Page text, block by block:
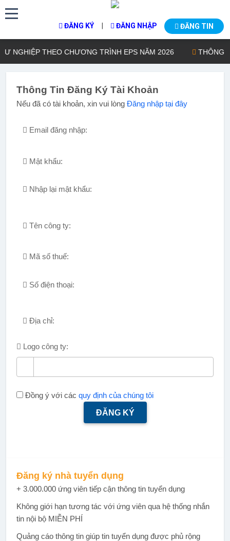
ĐĂNG KÝ | ĐĂNG NHẬP ĐĂNG TIN
NGHIỆP THEO CHƯƠNG TRÌNH EPS NĂM 2026 THÔNG
Thông Tin Đăng Ký Tài Khoản
Nếu đã có tài khoản, xin vui lòng Đăng nhập tại đây
Email đăng nhập:
Mật khẩu:
Nhập lại mật khẩu:
Tên công ty:
Mã số thuế:
Số điện thoại:
Địa chỉ:
Logo công ty:
Đồng ý với các quy định của chúng tôi
ĐĂNG KÝ
Đăng ký nhà tuyển dụng
+ 3.000.000 ứng viên tiếp cận thông tin tuyển dụng
Không giới hạn tương tác với ứng viên qua hệ thống nhắn
tin nội bộ MIỄN PHÍ
Quảng cáo thông tin giúp tin tuyển dụng được phủ rộng